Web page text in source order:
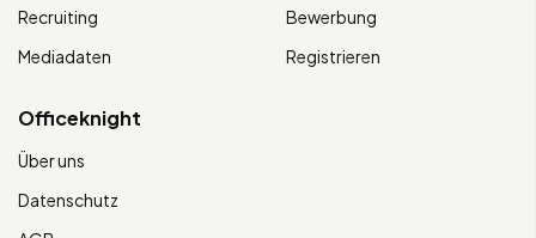
Recruiting
Mediadaten
Bewerbung
Registrieren
Officeknight
Über uns
Datenschutz